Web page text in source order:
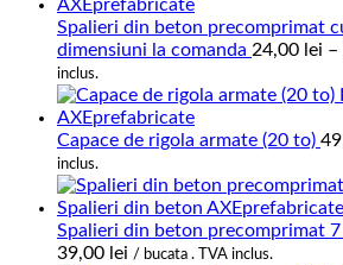
4.300,00 lei
Spalieri din beton precomprimat
dimensiuni la comanda 24,00 lei –
inclus.
Capace de rigola armate (20 to)
inclus.
Spalieri din beton precomprimat
39,00 lei / bucata . TVA inclus.